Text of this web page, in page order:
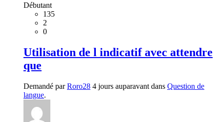
Débutant
135
2
0
Utilisation de l indicatif avec attendre
que
Demandé parRoro28 4 jours auparavant dans Question de
langue.